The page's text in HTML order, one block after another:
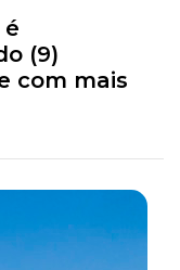
(9)
com mais